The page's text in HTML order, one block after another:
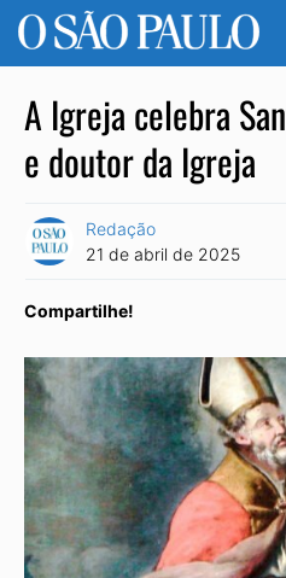
A Igreja celebra
e doutor da Igreja
Redação
21 de abril de 2025
Compartilhe!